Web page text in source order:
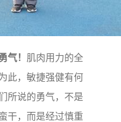
气！ 肌肉用力的全
此，敏捷强健有何
所说的勇气，不是
干，而是经过慎重